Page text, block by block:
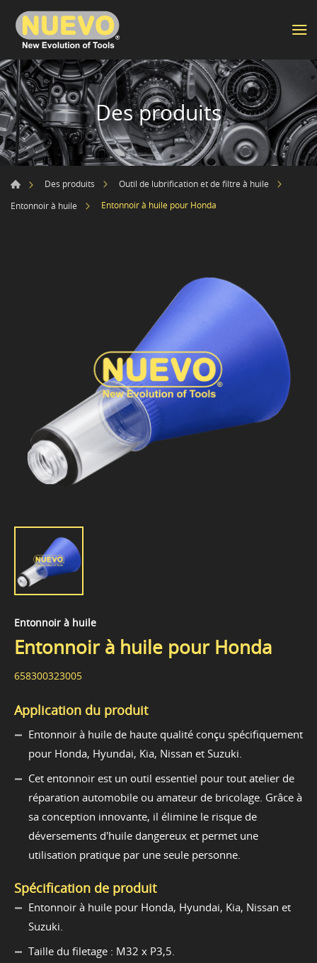
Des produits
Des produits
Outil de lubrification et de filtre à huile
Entonnoir à huile
Entonnoir à huile pour Honda
Entonnoir à huile
Entonnoir à huile pour Honda
658300323005
Application du produit
Entonnoir à huile de haute qualité conçu spécifiquement
pour Honda, Hyundai, Kia, Nissan et Suzuki.
Cet entonnoir est un outil essentiel pour tout atelier de
réparation automobile ou amateur de bricolage. Grâce à
sa conception innovante, il élimine le risque de
déversements d'huile dangereux et permet une
utilisation pratique par une seule personne.
Spécification de produit
Entonnoir à huile pour Honda, Hyundai, Kia, Nissan et
Suzuki.
Taille du filetage : M32 x P3,5.